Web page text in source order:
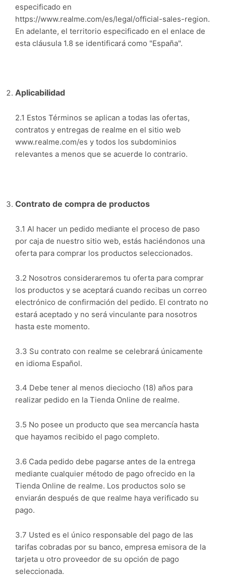
especificado en
https://www.realme.com/es/legal/official-sales-region.
En adelante, el territorio especificado en el enlace de
esta cláusula 1.8 se identificará como "España".
Aplicabilidad
2.1 Estos Términos se aplican a todas las ofertas,
contratos y entregas de realme en el sitio web
www.realme.com/es y todos los subdominios
relevantes a menos que se acuerde lo contrario.
Contrato de compra de productos
3.1 Al hacer un pedido mediante el proceso de paso
por caja de nuestro sitio web, estás haciéndonos una
oferta para comprar los productos seleccionados.
3.2 Nosotros consideraremos tu oferta para comprar
los productos y se aceptará cuando recibas un correo
electrónico de confirmación del pedido. El contrato no
estará aceptado y no será vinculante para nosotros
hasta este momento.
3.3 Su contrato con realme se celebrará únicamente
en idioma Español.
3.4 Debe tener al menos dieciocho (18) años para
realizar pedido en la Tienda Online de realme.
3.5 No posee un producto que sea mercancía hasta
que hayamos recibido el pago completo.
3.6 Cada pedido debe pagarse antes de la entrega
mediante cualquier método de pago ofrecido en la
Tienda Online de realme. Los productos solo se
enviarán después de que realme haya verificado su
pago.
3.7 Usted es el único responsable del pago de las
tarifas cobradas por su banco, empresa emisora de la
tarjeta u otro proveedor de su opción de pago
seleccionada.